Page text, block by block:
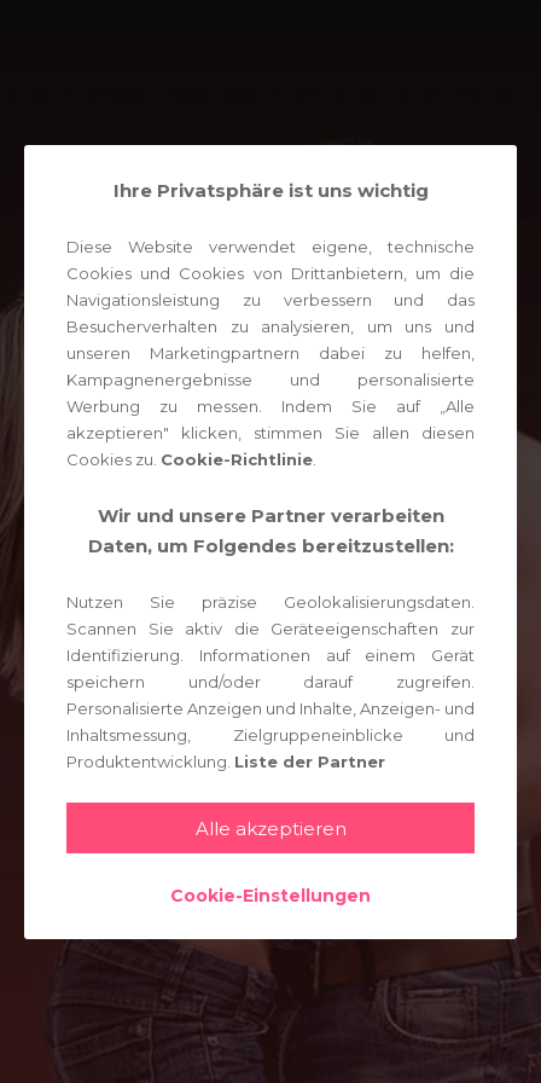
Ihre Privatsphäre ist uns wichtig
Diese Website verwendet eigene, technische
Cookies und Cookies von Drittanbietern, um die
Navigationsleistung zu verbessern und das
Besucherverhalten zu analysieren, um uns und
unseren Marketingpartnern dabei zu helfen,
Kampagnenergebnisse und personalisierte
Werbung zu messen. Indem Sie auf „Alle
akzeptieren" klicken, stimmen Sie allen diesen
Cookies zu. Cookie-Richtlinie
Wir und unsere Partner verarbeiten
Daten, um Folgendes bereitzustellen:
Nutzen Sie präzise Geolokalisierungsdaten.
Scannen Sie aktiv die Geräteeigenschaften zur
Identifizierung. Informationen auf einem Gerät
speichern und/oder darauf zugreifen.
Personalisierte Anzeigen und Inhalte, Anzeigen- und
Inhaltsmessung, Zielgruppeneinblicke und
Produktentwicklung. Liste der Partner
Alle akzeptieren
Cookie-Einstellungen
JETZT SUCHEN
EINLOGGEN